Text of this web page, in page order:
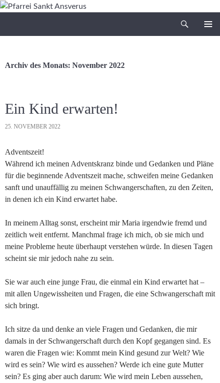
Zum
Archiv des Monats: November 2022
Ein Kind erwarten!
25. NOVEMBER 2022
Adventszeit!
Während ich meinen Adventskranz binde und Gedanken und Pläne
für die beginnende Adventszeit mache, schweifen meine Gedanken
sanft und unauffällig zu meinen Schwangerschaften, zu den Zeiten,
in denen ich ein Kind erwartet habe.
In meinem Alltag sonst, erscheint mir Maria irgendwie fremd und
zeitlich weit entfernt. Manchmal frage ich mich, ob sie mich und
meine Probleme heute überhaupt verstehen würde. In diesen Tagen
scheint sie mir jedoch nahe zu sein.
Sie war auch eine junge Frau, die einmal ein Kind erwartet hat –
mit allen Ungewissheiten und Fragen, die eine Schwangerschaft mit
sich bringt.
Ich sitze da und denke an viele Fragen und Gedanken, die mir
damals in der Schwangerschaft durch den Kopf gegangen sind. Es
waren die Fragen wie: Kommt mein Kind gesund zur Welt? Wie
wird es sein? Wie wird es aussehen? Werde ich eine gute Mutter
sein? Es ging aber auch darum: Wie wird mein Leben aussehen,